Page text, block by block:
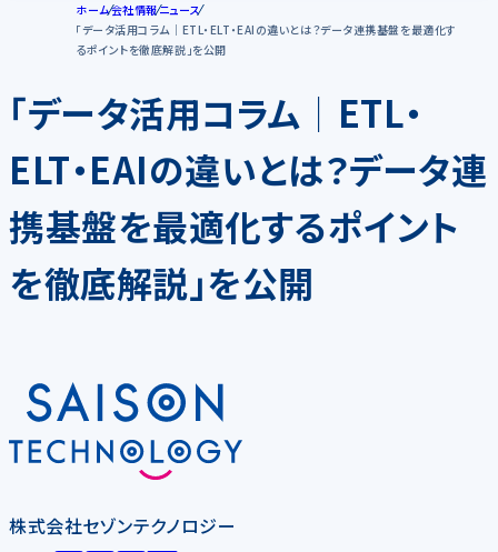
ホーム会社情報ニュース
「データ活用コラム│ETL・ELT・EAIの違いとは？データ連携基盤を最適化す
るポイントを徹底解説」を公開
「データ活用コラム│ETL・
ELT・EAIの違いとは？データ連
携基盤を最適化するポイント
を徹底解説」を公開
株式会社セゾンテクノロジー